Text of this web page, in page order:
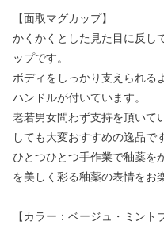
【面取マグカップ】
かくかくとした見た目に反し
ップです。
ボディをしっかり支えられる
ハンドルが付いています。
老若男女問わず支持を頂いて
しても大変おすすめの逸品で
ひとつひとつ手作業で釉薬を
を美しく彩る釉薬の表情をお
【カラー：ベージュ・ミント